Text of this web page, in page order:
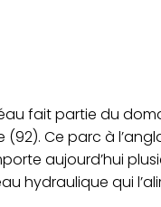
fait partie du
Ce parc à
aujourd’hui
hydraulique qui